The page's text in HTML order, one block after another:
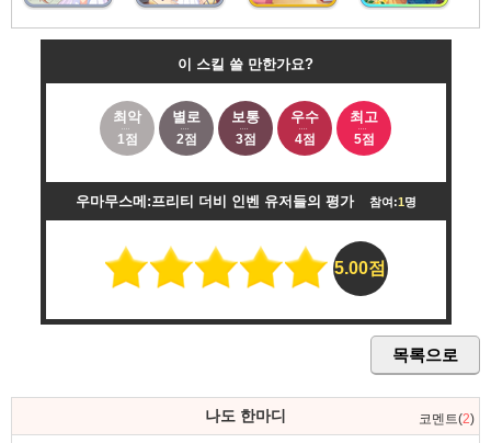
이 스킬 쓸 만한가요?
최악
1점
별로
2점
보통
3점
우수
4점
최고
5점
우마무스메:프리티 더비 인벤 유저들의 평가 참여:1명
5.00점
목록으로
나도 한마디 코멘트(2)